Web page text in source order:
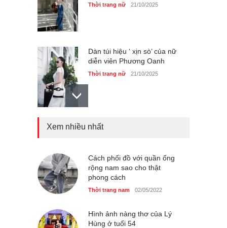
Thời trang nữ 21/10/2025
Dàn túi hiệu ‘ xịn sò’ của nữ
diễn viên Phương Oanh
Thời trang nữ 21/10/2025
Mẫu áo khoác đẹp cho phụ
Chiếc áo dài cưới của Hoa
Xem nhiều nhất
Cách phối đồ với quần ống
rộng nam sao cho thật
phong cách
Thời trang nam 02/05/2022
Hình ảnh nàng thơ của Lý
Hùng ở tuổi 54